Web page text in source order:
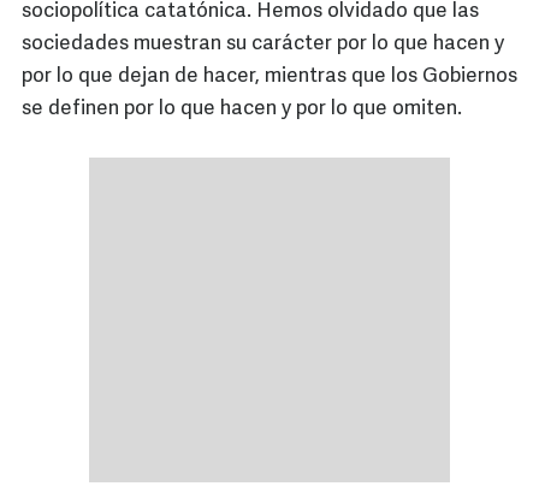
sociopolítica catatónica. Hemos olvidado que las
sociedades muestran su carácter por lo que hacen y
por lo que dejan de hacer, mientras que los Gobiernos
se definen por lo que hacen y por lo que omiten.